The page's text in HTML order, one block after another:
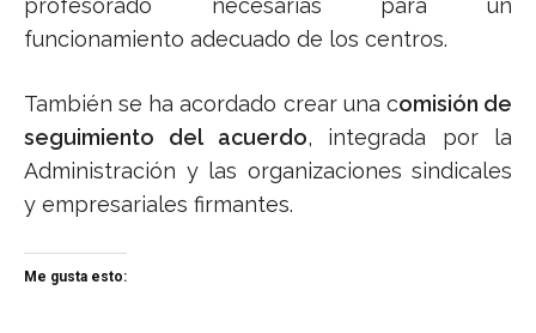
profesorado necesarias para un
funcionamiento adecuado de los centros.
También se ha acordado crear una comisión de
seguimiento del acuerdo, integrada por la
Administración y las organizaciones sindicales
y empresariales firmantes.
Me gusta esto: